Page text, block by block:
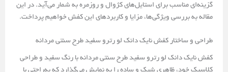
گزینه‌ای مناسب برای استایل‌های کژوال و روزمره به شمار می‌آید. در این
مقاله به بررسی ویژگی‌ها، مزایا و کاربردهای این کفش خواهیم پرداخت.
طراحی و ساختار کفش نایک دانک لو رترو سفید طرح سنتی مردانه
کفش نایک دانک لو رترو سفید طرح سنتی مردانه با رنگ سفید و طراحی
کلاسیک خود، ظاهری شیک و ساده را به نمایش می‌گذارد که به‌راحتی با